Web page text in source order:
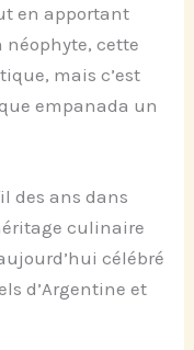
en apportant
cette
mais c’est
empanada un
des ans dans
culinaire
célébré
d’Argentine et